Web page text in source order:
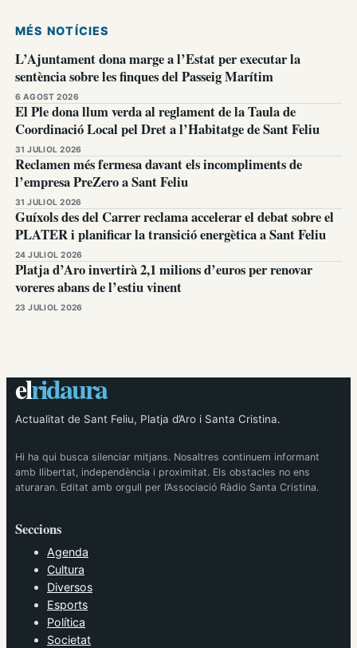
MÉS NOTÍCIES
L’Ajuntament dona marge a l’Estat per executar la
sentència sobre les finques del Passeig Marítim
6 AGOST 2026
El Ple dona llum verda al reglament de la Taula de
Coordinació Local pel Dret a l’Habitatge de Sant Feliu
31 JULIOL 2026
Reclamen més fermesa davant els incompliments de
l’empresa PreZero a Sant Feliu
31 JULIOL 2026
Guíxols des del Carrer reclama accelerar el debat sobre el
PLATER i planificar la transició energètica a Sant Feliu
24 JULIOL 2026
Platja d’Aro invertirà 2,1 milions d’euros per renovar
voreres abans de l’estiu vinent
23 JULIOL 2026
elridaura
Actualitat de Sant Feliu, Platja d’Aro i Santa Cristina.
Hi ha qui busca silenciar mitjans. Nosaltres continuem informant
amb llibertat, independència i proximitat. Els obstacles no ens
aturaran. Editat amb orgull per l’Associació Ràdio Santa Cristina.
Seccions
Agenda
Cultura
Diversos
Esports
Política
Societat